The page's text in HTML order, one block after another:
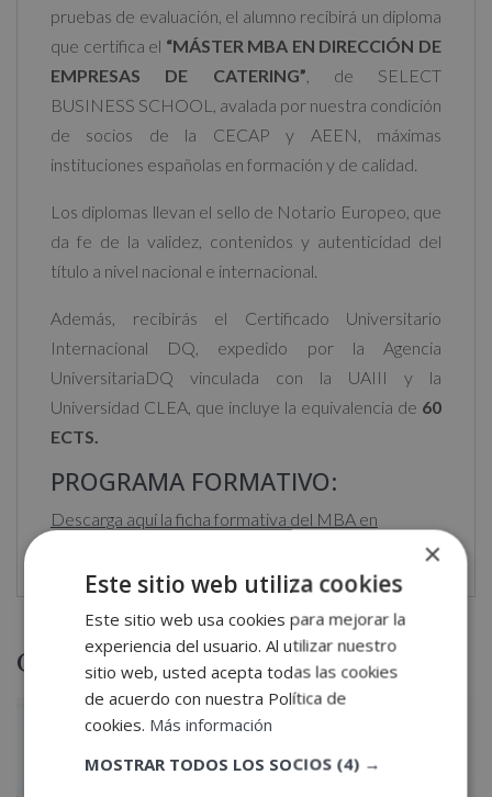
pruebas de evaluación, el alumno recibirá un diploma
que certifica el “MÁSTER MBA EN DIRECCIÓN DE
EMPRESAS DE CATERING” , de SELECT
BUSINESS SCHOOL, avalada por nuestra condición
de socios de la CECAP y AEEN, máximas
instituciones españolas en formación y de calidad.
Los diplomas llevan el sello de Notario Europeo, que
da fe de la validez, contenidos y autenticidad del
título a nivel nacional e internacional.
Además, recibirás el Certificado Universitario
Internacional DQ, expedido por la Agencia
UniversitariaDQ vinculada con la UAIII y la
Universidad CLEA, que incluye la equivalencia de 60
ECTS.
PROGRAMA FORMATIVO:
Descarga aquí la ficha formativa del MBA en
Otras titulaciones
×
Este sitio web utiliza cookies
Este sitio web usa cookies para mejorar la
experiencia del usuario. Al utilizar nuestro
sitio web, usted acepta todas las cookies
de acuerdo con nuestra Política de
cookies. Más información
MOSTRAR TODOS LOS SOCIOS (4) →